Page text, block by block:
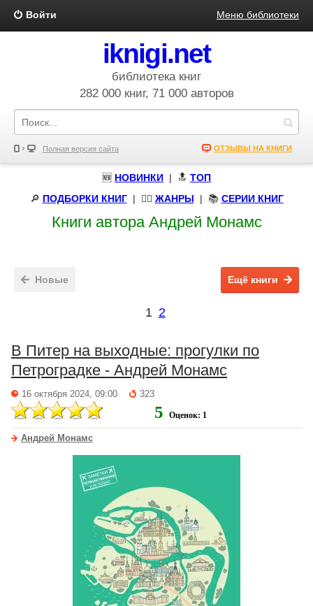
Войти Меню библиотеки
iknigi.net
библиотека книг
282 000 книг, 71 000 авторов
Полная версия сайта ОТЗЫВЫ НА КНИГИ
🆕 НОВИНКИ | 🔝 ТОП
🔎 ПОДБОРКИ КНИГ| 🧝‍♀️ ЖАНРЫ | 📚 СЕРИИ КНИГ
Книги автора Андрей Монамс
Новые Ещё книги
1 2
В Питер на выходные: прогулки по
Петроградке - Андрей Монамс
16 октября 2024, 09:00 323
5 Оценок: 1
Андрей Монамс